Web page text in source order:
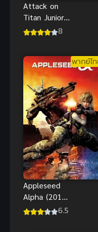
Attack on
Titan Junior
High ผ่า! 8
พากย์ไ
Appleseed
Alpha (2015)
คนจักรกล 6.5